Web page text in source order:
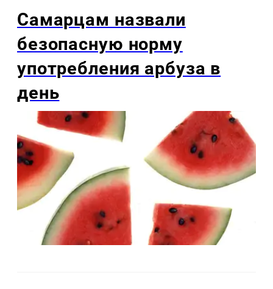
Самарцам назвали
безопасную норму
употребления арбуза в
день